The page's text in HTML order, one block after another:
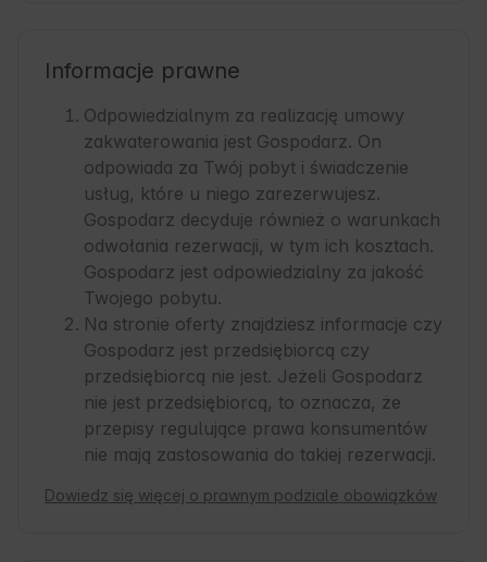
Informacje prawne
Odpowiedzialnym za realizację umowy
zakwaterowania jest Gospodarz. On
odpowiada za Twój pobyt i świadczenie
usług, które u niego zarezerwujesz.
Gospodarz decyduje również o warunkach
odwołania rezerwacji, w tym ich kosztach.
Gospodarz jest odpowiedzialny za jakość
Twojego pobytu.
Na stronie oferty znajdziesz informacje czy
Gospodarz jest przedsiębiorcą czy
przedsiębiorcą nie jest. Jeżeli Gospodarz
nie jest przedsiębiorcą, to oznacza, że
przepisy regulujące prawa konsumentów
nie mają zastosowania do takiej rezerwacji.
Dowiedz się więcej o prawnym podziale obowiązków